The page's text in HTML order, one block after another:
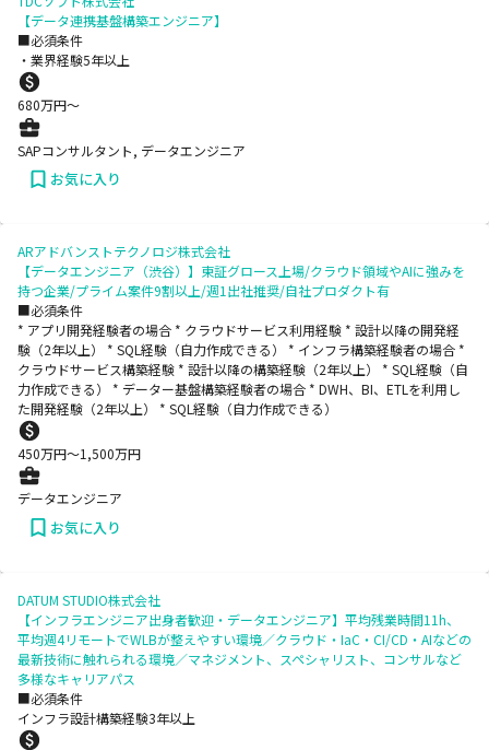
【データ連携基盤構築エンジニア】
■必須条件
・業界経験5年以上
680万円〜
SAPコンサルタント, データエンジニア
お気に入り
ARアドバンストテクノロジ株式会社
【データエンジニア（渋谷）】東証グロース上場/クラウド領域やAIに強みを
持つ企業/プライム案件9割以上/週1出社推奨/自社プロダクト有
■必須条件
* アプリ開発経験者の場合 * クラウドサービス利用経験 * 設計以降の開発経
験（2年以上） * SQL経験（自力作成できる） * インフラ構築経験者の場合 *
クラウドサービス構築経験 * 設計以降の構築経験（2年以上） * SQL経験（自
力作成できる） * データー基盤構築経験者の場合 * DWH、BI、ETLを利用し
た開発経験（2年以上） * SQL経験（自力作成できる）
450万円〜1,500万円
データエンジニア
お気に入り
DATUM STUDIO株式会社
【インフラエンジニア出身者歓迎・データエンジニア】平均残業時間11h、
平均週4リモートでWLBが整えやすい環境／クラウド・IaC・CI/CD・AIなどの
最新技術に触れられる環境／マネジメント、スペシャリスト、コンサルなど
多様なキャリアパス
■必須条件
インフラ設計構築経験3年以上